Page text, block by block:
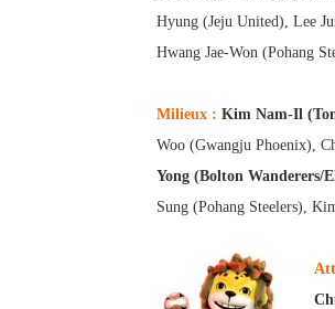
Hyung (Jeju United), Lee
Hwang Jae-Won (Pohang
Milieux : Kim Nam-Il
Woo (Gwangju Phoenix),
Yong (Bolton Wanderers/
Sung (Pohang Steelers),